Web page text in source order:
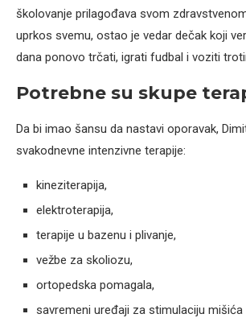
školovanje prilagođava svom
uprkos svemu, ostao je vedar dečak koji
dana ponovo trčati, igrati fudbal i voziti
Potrebne su skupe
Da bi imao šansu da nastavi oporavak,
svakodnevne intenzivne terapije:
kineziterapija,
elektroterapija,
terapije u bazenu i plivanje,
vežbe za skoliozu,
ortopedska pomagala,
savremeni uređaji za stimulaciju